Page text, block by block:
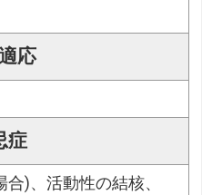
応
症
)、活動性の結核、